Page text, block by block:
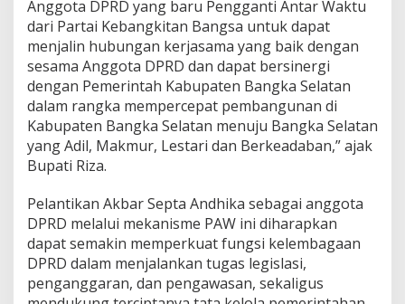
Anggota DPRD yang baru Pengganti Antar Waktu
dari Partai Kebangkitan Bangsa untuk dapat
menjalin hubungan kerjasama yang baik dengan
sesama Anggota DPRD dan dapat bersinergi
dengan Pemerintah Kabupaten Bangka Selatan
dalam rangka mempercepat pembangunan di
Kabupaten Bangka Selatan menuju Bangka Selatan
yang Adil, Makmur, Lestari dan Berkeadaban,” ajak
Bupati Riza.
Pelantikan Akbar Septa Andhika sebagai anggota
DPRD melalui mekanisme PAW ini diharapkan
dapat semakin memperkuat fungsi kelembagaan
DPRD dalam menjalankan tugas legislasi,
penganggaran, dan pengawasan, sekaligus